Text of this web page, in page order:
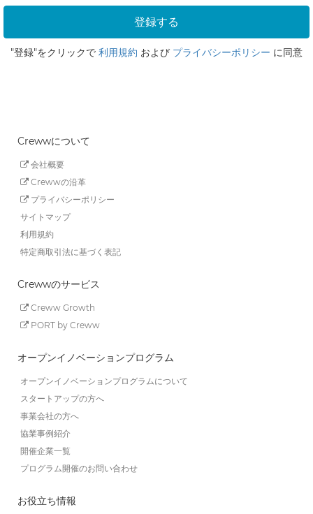
"登録"をクリックで 利用規約 および プライバシーポリシー に同意
Crewwについて
会社概要
Crewwの沿革
プライバシーポリシー
サイトマップ
利用規約
特定商取引法に基づく表記
Crewwのサービス
Creww Growth
PORT by Creww
オープンイノベーションプログラム
オープンイノベーションプログラムについて
スタートアップの方へ
事業会社の方へ
協業事例紹介
開催企業一覧
プログラム開催のお問い合わせ
お役立ち情報